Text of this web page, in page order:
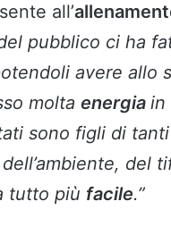
all’
pubblico ci ha
avere allo
molta energia in
sono figli di
del
tutto più facile.”